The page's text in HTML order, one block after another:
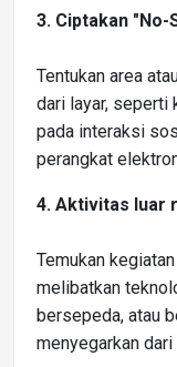
3. Ciptakan
Tentukan area
dari layar, seperti
pada interaksi
perangkat
4. Aktivitas luar
Temukan
melibatkan
bersepeda, atau
menyegarkan